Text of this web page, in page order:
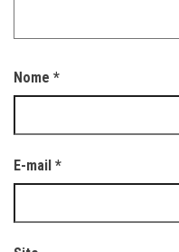
Nome *
E-mail *